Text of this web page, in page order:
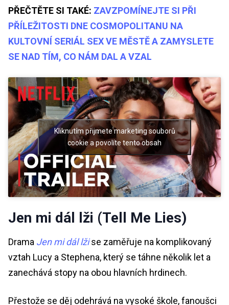
PŘEČTĚTE SI TAKÉ: ZAVZPOMÍNEJTE SI PŘI
PŘÍLEŽITOSTI DNE COSMOPOLITANU NA
KULTOVNÍ SERIÁL SEX VE MĚSTĚ A ZAMYSLETE
SE NAD TÍM, CO NÁM DAL A VZAL
Kliknutím přijmete marketing souborů
cookie a povolíte tento obsah
Jen mi dál lži (Tell Me Lies)
Drama Jen mi dál lžise zaměřuje na komplikovaný
vztah Lucy a Stephena, který se táhne několik let a
zanechává stopy na obou hlavních hrdinech.
Přestože se děj odehrává na vysoké škole, fanoušci